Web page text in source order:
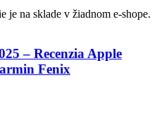
na sklade v žiadnom e-shope.
– Recenzia Apple
Fenix